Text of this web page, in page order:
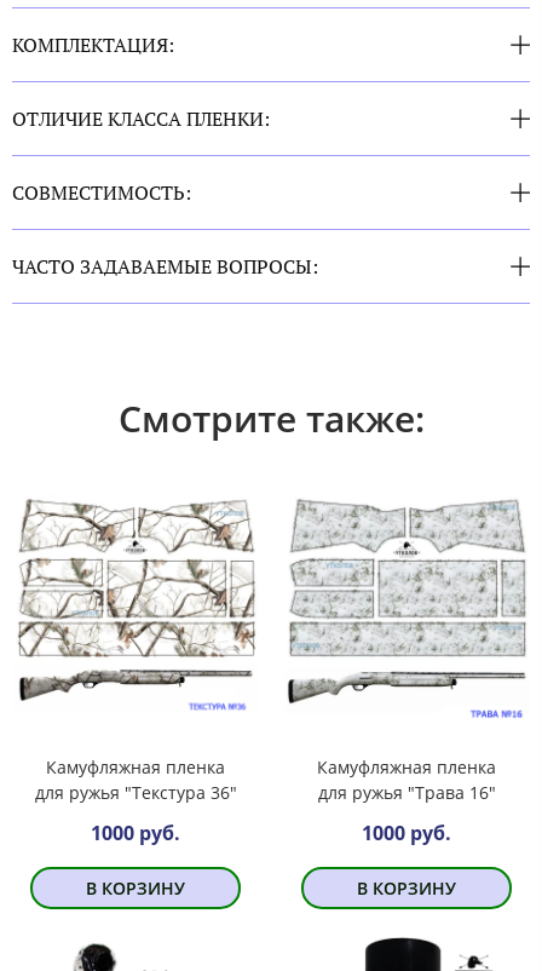
КОМПЛЕКТАЦИЯ:
ОТЛИЧИЕ КЛАССА ПЛЕНКИ:
СОВМЕСТИМОСТЬ:
ЧАСТО ЗАДАВАЕМЫЕ ВОПРОСЫ:
Смотрите также:
Камуфляжная пленка
для ружья "Текстура 36"
1000 руб.
В КОРЗИНУ
Камуфляжная пленка
для ружья "Трава 16"
1000 руб.
В КОРЗИНУ